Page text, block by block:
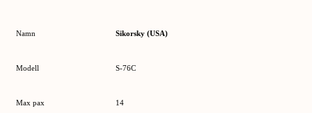
Namn Sikorsky (USA)
Modell S-76C
Max pax 14